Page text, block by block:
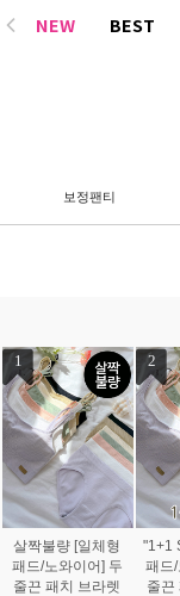
NEW BEST
보정팬티
1
살짝불량 [일체형
패드/노와이어] 두
줄끈 패치 브라렛
2
"1+1
패드
줄끈